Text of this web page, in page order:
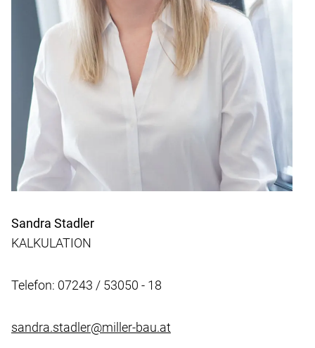
Sandra Stadler
KALKULATION
Telefon: 07243 / 53050 - 18
sandra.stadler@miller-bau.at